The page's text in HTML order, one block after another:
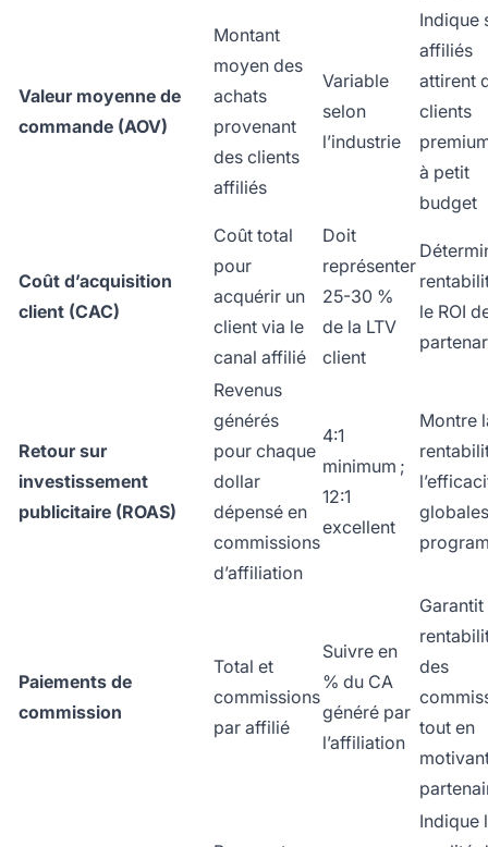
Valeur moyenne de
commande (AOV)
Montant
moyen des
achats
provenant
des clients
affiliés
Variable
selon
l’industrie
Indique
affiliés
attirent
clients
à petit
budget
Coût d’acquisition
client (CAC)
Coût total
pour
acquérir un
client via le
canal affilié
Doit
représenter
25-30 %
de la LTV
client
le ROI
Retour sur
investissement
publicitaire (ROAS)
Revenus
générés
pour chaque
dollar
dépensé en
commissions
d’affiliation
4:1
minimum ;
12:1
excellent
Montre
Paiements de
commission
Total et
commissions
par affilié
Suivre en
% du CA
généré par
l’affiliation
Garantit
des
tout en
Indique